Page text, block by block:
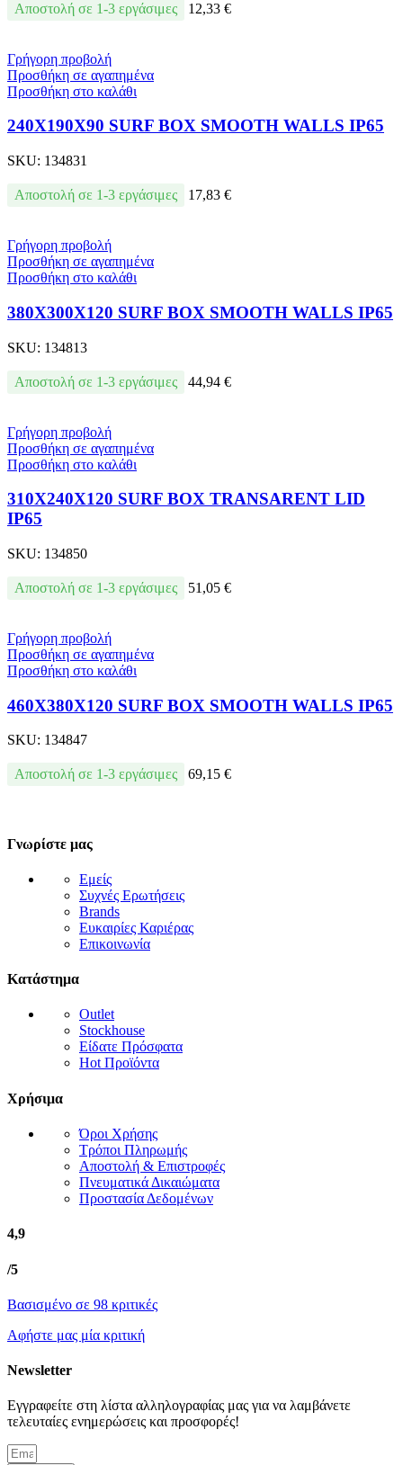
Αποστολή σε 1-3 εργάσιμες 12,33 €
Γρήγορη προβολή
Προσθήκη σε αγαπημένα
Προσθήκη στο καλάθι
240X190X90 SURF BOX SMOOTH WALLS IP65
SKU: 134831
Αποστολή σε 1-3 εργάσιμες 17,83 €
Γρήγορη προβολή
Προσθήκη σε αγαπημένα
Προσθήκη στο καλάθι
380X300X120 SURF BOX SMOOTH WALLS IP65
SKU: 134813
Αποστολή σε 1-3 εργάσιμες 44,94 €
Γρήγορη προβολή
Προσθήκη σε αγαπημένα
Προσθήκη στο καλάθι
310X240X120 SURF BOX TRANSARENT LID
IP65
SKU: 134850
Αποστολή σε 1-3 εργάσιμες 51,05 €
Γρήγορη προβολή
Προσθήκη σε αγαπημένα
Προσθήκη στο καλάθι
460X380X120 SURF BOX SMOOTH WALLS IP65
SKU: 134847
Αποστολή σε 1-3 εργάσιμες 69,15 €
Γνωρίστε μας
Εμείς
Συχνές Ερωτήσεις
Brands
Ευκαιρίες Καριέρας
Επικοινωνία
Κατάστημα
Outlet
Stockhouse
Είδατε Πρόσφατα
Hot Προϊόντα
Χρήσιμα
Όροι Χρήσης
Τρόποι Πληρωμής
Αποστολή & Επιστροφές
Πνευματικά Δικαιώματα
Προστασία Δεδομένων
4,9
/5
Βασισμένο σε 98 κριτικές
Αφήστε μας μία κριτική
Newsletter
Εγγραφείτε στη λίστα αλληλογραφίας μας για να λαμβάνετε
τελευταίες ενημερώσεις και προσφορές!